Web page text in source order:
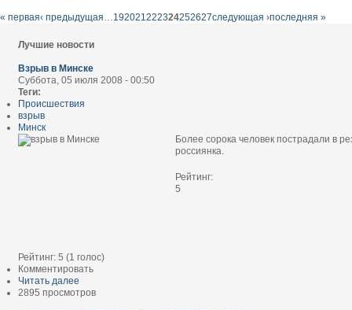
« первая‹ предыдущая…192021222324252627следующая ›последняя »
Лучшие новости
Взрыв в Минске
Суббота, 05 июля 2008 - 00:50
Теги:
Происшествия
взрыв
Минск
Более сорока человек пострадали в
россиянка.
Рейтинг:
5
Рейтинг: 5 (1 голос)
Комментировать
Читать далее
2895 просмотров